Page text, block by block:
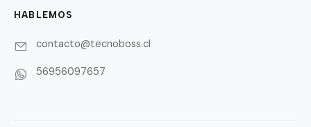
HABLEMOS
contacto@tecnoboss.cl
56956097657